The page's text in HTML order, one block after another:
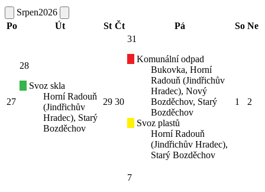
Srpen2026
Po
Út St Čt Pá So Ne
27
28
Svoz skla
Horní Radouň
(Jindřichův
Hradec), Starý
Bozděchov
29 30
31
Komunální odpad
Bukovka, Horní
Radouň (Jindřichův
Hradec), Nový
Bozděchov, Starý
Bozděchov
Svoz plastů
Horní Radouň
(Jindřichův Hradec),
Starý Bozděchov
1 2
7